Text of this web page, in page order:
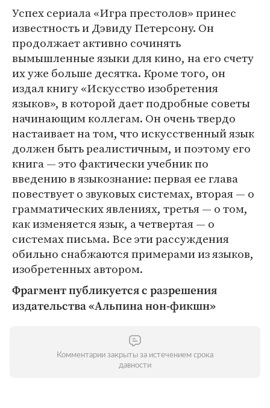
Успех сериала «Игра престолов» принес
известность и Дэвиду Петерсону. Он
продолжает активно сочинять
вымышленные языки для кино, на его счету
их уже больше десятка. Кроме того, он
издал книгу «Искусство изобретения
языков», в которой дает подробные советы
начинающим коллегам. Он очень твердо
настаивает на том, что искусственный язык
должен быть реалистичным, и поэтому его
книга — это фактически учебник по
введению в языкознание: первая ее глава
повествует о звуковых системах, вторая — о
грамматических явлениях, третья — о том,
как изменяется язык, а четвертая — о
системах письма. Все эти рассуждения
обильно снабжаются примерами из языков,
изобретенных автором.
Фрагмент публикуется с разрешения
издательства «Альпина нон-фикшн»
Комментарии закрыты за истечением срока
давности